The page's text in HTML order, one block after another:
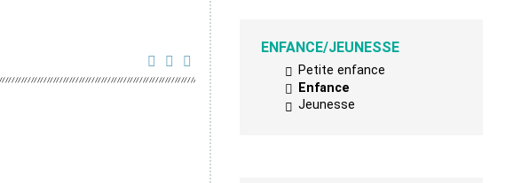
ENFANCE/JEUNESSE
Petite enfance
Enfance
Jeunesse